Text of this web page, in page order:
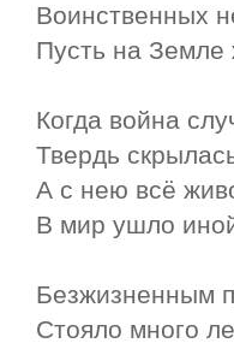
Воинственных
Пусть на Земле
Когда война
Твердь
А с нею всё
В мир ушло
Безжизненным
Стояло много